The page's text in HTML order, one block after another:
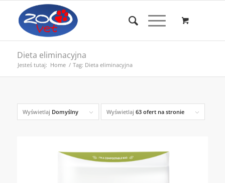
Dieta eliminacyjna
Jesteś tutaj: Home / Tag: Dieta eliminacyjna
Wyświetlaj Domyślny Wyświetlaj 63 ofert na stronie